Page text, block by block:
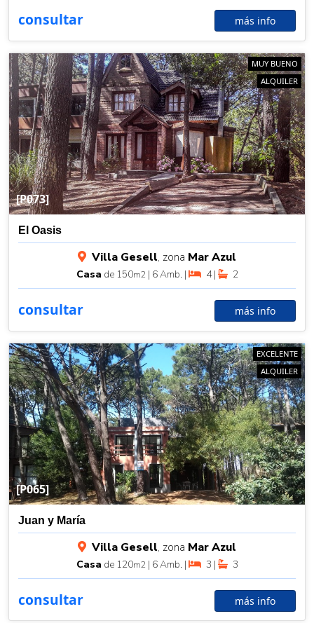
consultar más info
[P073]
MUY BUENO
ALQUILER
El Oasis
Villa Gesell, zona Mar Azul
Casa de 150m2 | 6 Amb. | 4 | 2
consultar más info
[P065]
EXCELENTE
ALQUILER
Juan y María
Villa Gesell, zona Mar Azul
Casa de 120m2 | 6 Amb. | 3 | 3
consultar más info